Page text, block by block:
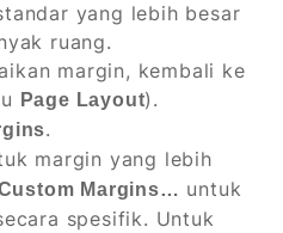
yang lebih besar
ruang.
margin, kembali ke
Page Layout).
.
margin yang lebih
Margins… untuk
spesifik. Untuk